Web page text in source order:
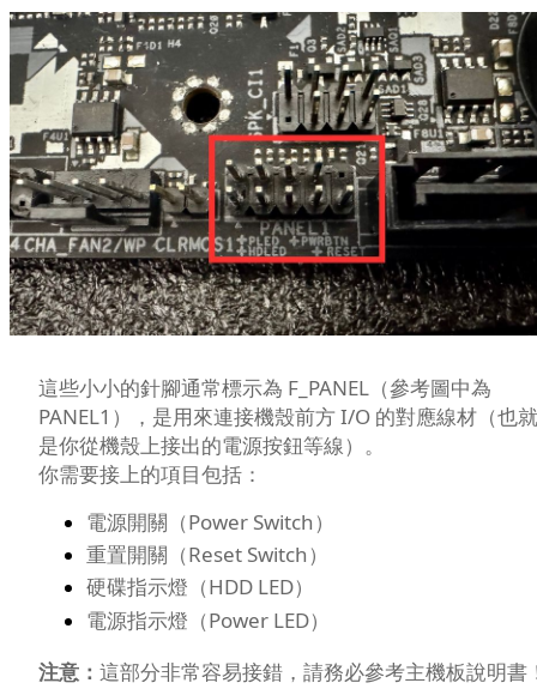
這些小小的針腳通常標示為 F_PANEL（參考圖中為
PANEL1），是用來連接機殼前方 I/O 的對應線材（也就
是你從機殼上接出的電源按鈕等線）。
你需要接上的項目包括：
電源開關（Power Switch）
重置開關（Reset Switch）
硬碟指示燈（HDD LED）
電源指示燈（Power LED）
注意： 這部分非常容易接錯，請務必參考主機板說明書